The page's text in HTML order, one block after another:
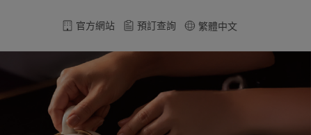
官方網站 預訂查詢 繁體中文